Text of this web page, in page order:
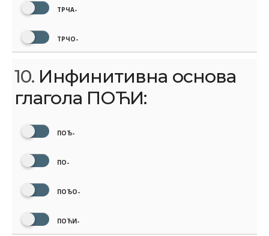
ТРЧА-
ТРЧО-
10. Инфинитивна основа
глагола ПОЋИ:
ПОЂ-
ПО-
ПОЂО-
ПОЋИ-